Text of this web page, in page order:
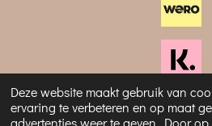
Deze website maakt gebruik van
ervaring te verbeteren en op maat
advertenties weer te geven. Door op